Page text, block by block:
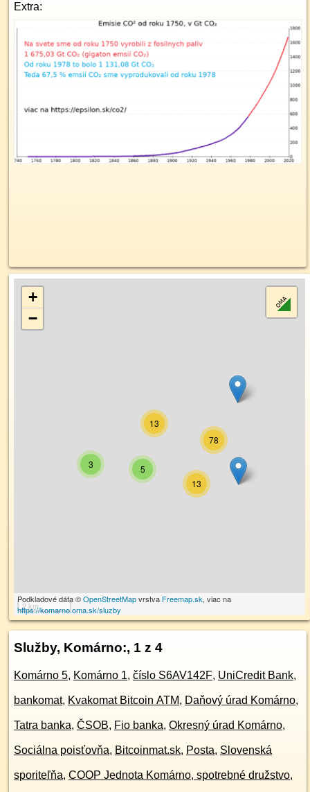
Extra:
3 5
13
13
78
+
−
2 km
Podkladové dáta ©OpenStreetMapvrstva Freemap.sk, viac na
https://komarno.oma.sk/sluzby
Služby, Komárno:, 1 z 4
Komárno 5, Komárno 1, číslo S6AV142F, UniCredit Bank,
bankomat, Kvakomat Bitcoin ATM, Daňový úrad Komárno,
Tatra banka, ČSOB, Fio banka, Okresný úrad Komárno,
Sociálna poisťovňa, Bitcoinmat.sk, Posta, Slovenská
sporiteľňa, COOP Jednota Komárno, spotrebné družstvo,